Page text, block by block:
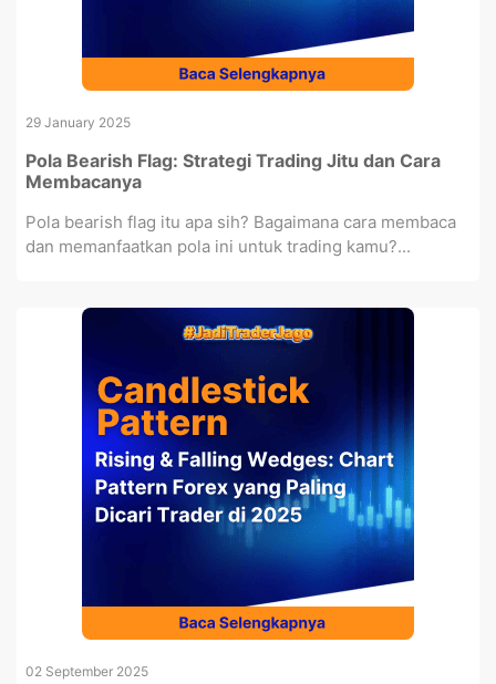
29 January 2025
Pola Bearish Flag: Strategi Trading Jitu dan Cara
Membacanya
Pola bearish flag itu apa sih? Bagaimana cara membaca
dan memanfaatkan pola ini untuk trading kamu?...
02 September 2025